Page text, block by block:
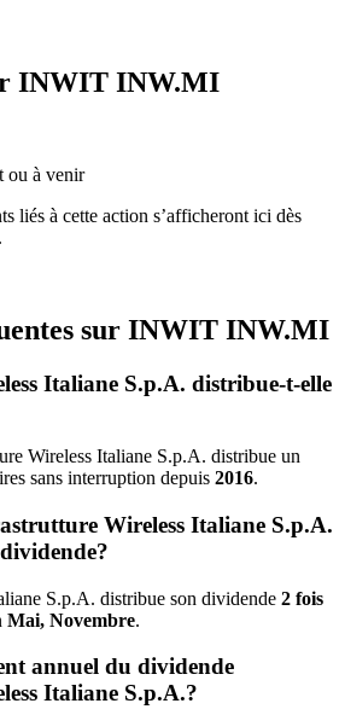
INWIT INW.MI
ou à venir
liés à cette action s’afficheront ici dès
sur INWIT INW.MI
Italiane S.p.A. distribue-t-elle
Wireless Italiane S.p.A. distribue un
sans interruption depuis 2016.
Wireless Italiane S.p.A.
S.p.A. distribue son dividende 2 fois
Mai, Novembre.
annuel du dividende
Italiane S.p.A.?